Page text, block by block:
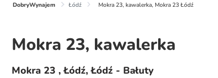
DobryWynajem Łódź Mokra 23, kawalerka, Mokra 23 Łódź
Mokra 23, kawalerka
Mokra 23 , Łódź, Łódź - Bałuty